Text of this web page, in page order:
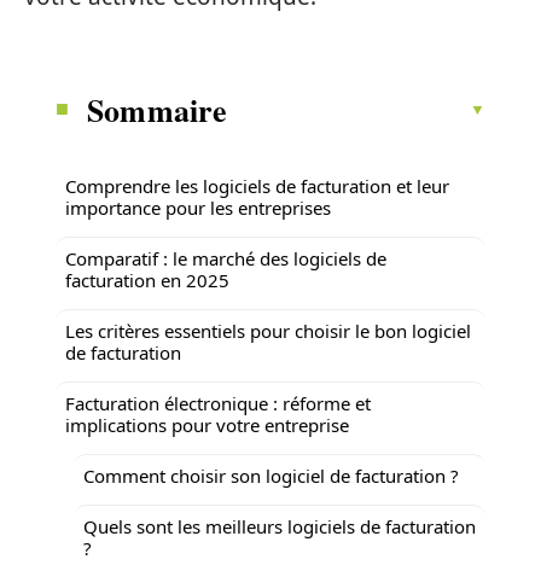
Sommaire
Comprendre les logiciels de facturation et leur
importance pour les entreprises
Comparatif : le marché des logiciels de
facturation en 2025
Les critères essentiels pour choisir le bon logiciel
de facturation
Facturation électronique : réforme et
implications pour votre entreprise
Comment choisir son logiciel de facturation ?
Quels sont les meilleurs logiciels de facturation
?